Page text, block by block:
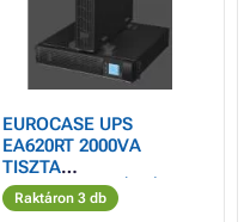
EUROCASE UPS
EA620RT 2000VA
TISZTA
SZINUSZHULLÁMÚ
ÁRAMFORRÁS
Raktáron 3 db